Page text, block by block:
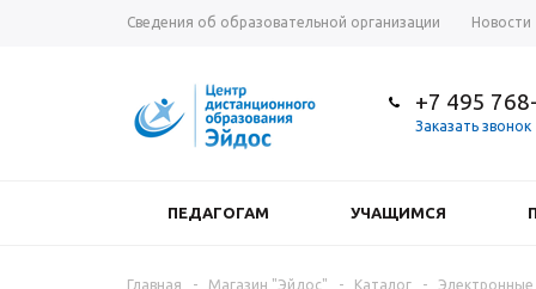
Сведения об образовательной организации Новости
+7 495
Заказать звонок
ПЕДАГОГАМ УЧАЩИМСЯ
Главная - Магазин "Эйдос" - Каталог - Электронные